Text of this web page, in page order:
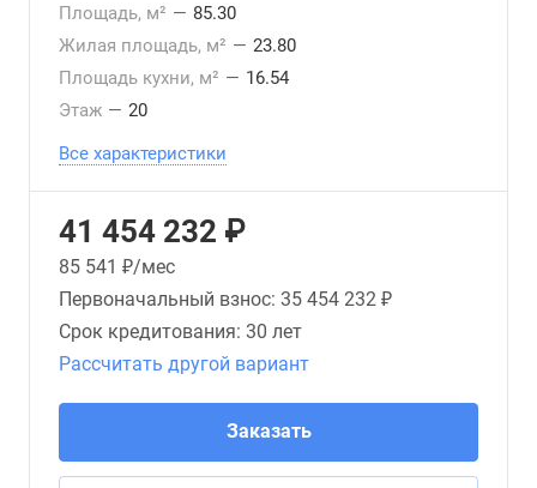
Площадь, м² — 85.30
Жилая площадь, м² — 23.80
Площадь кухни, м² — 16.54
Этаж — 20
Все характеристики
41 454 232 ₽
85 541 ₽/мес
Первоначальный взнос: 35 454 232 ₽
Срок кредитования: 30 лет
Рассчитать другой вариант
Заказать